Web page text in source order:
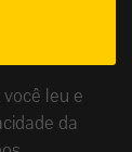
leu e
da